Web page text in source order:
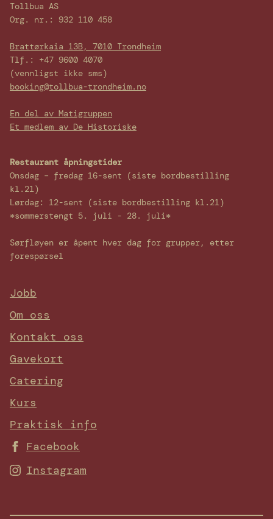
Tollbua AS
Org. nr.: 932 110 458
Brattørkaia 13B, 7010 Trondheim
Tlf.: +47 9600 4070
(vennligst ikke sms)
booking@tollbua-trondheim.no
En del av Matigruppen
Et medlem av De Historiske
Restaurant åpningstider
Onsdag – fredag 16-sent (siste bordbestilling
kl.21)
Lørdag: 12-sent (siste bordbestilling kl.21)
*sommerstengt 5. juli - 28. juli*
Sørfløyen er åpent hver dag for grupper, etter
forespørsel
Jobb
Om oss
Kontakt oss
Gavekort
Catering
Kurs
Praktisk info
Facebook
Instagram